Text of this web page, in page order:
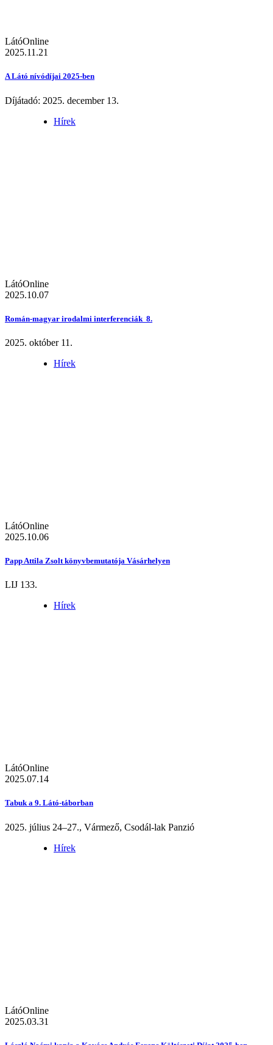
LátóOnline
2025.11.21
A Látó nívódíjai 2025-ben
Díjátadó: 2025. december 13.
Hírek
LátóOnline
2025.10.07
Román-magyar irodalmi interferenciák 8.
2025. október 11.
Hírek
LátóOnline
2025.10.06
Papp Attila Zsolt könyvbemutatója Vásárhelyen
LIJ 133.
Hírek
LátóOnline
2025.07.14
Tabuk a 9. Látó-táborban
2025. július 24–27., Vármező, Csodál-lak Panzió
Hírek
LátóOnline
2025.03.31